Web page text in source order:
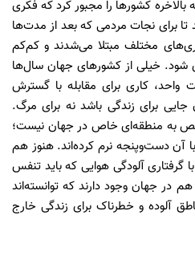
کشورها را مجبور کرد که فکری
تا برای نجات مردمی که بعد از مدت‌ها
مختلف مبتلا می‌شدند و کم‌کم
شود. خیلی از کشورهای جهان سال‌ها
واحد، کاری برای مقابله با گسترش
برای زندگی باشد نه برای مرگ.
به منطقه‌ای خاص در جهان نیست؛
دست‌و‌پنجه نرم کرده‌اند. هنوز هم
گرفتاری آلودگی هوایی که باید تنفس
در جهان وجود دارند که توانسته‌اند
آلوده و خطرناک برای زندگی خارج